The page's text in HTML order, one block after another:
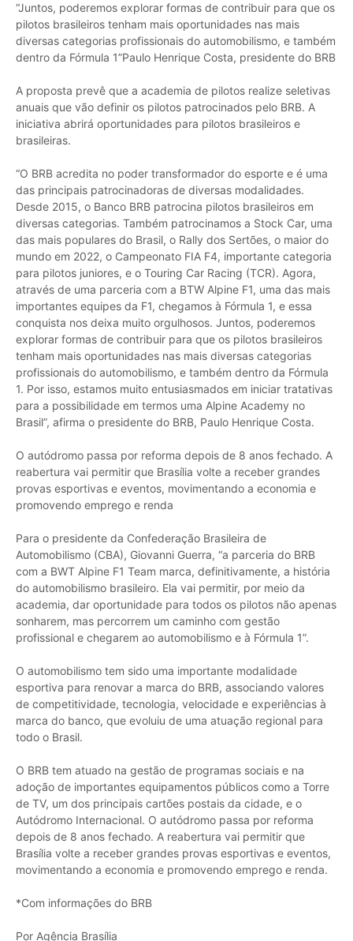
“Juntos, poderemos explorar formas de contribuir para que os
pilotos brasileiros tenham mais oportunidades nas mais
diversas categorias profissionais do automobilismo, e também
dentro da Fórmula 1”Paulo Henrique Costa, presidente do BRB
A proposta prevê que a academia de pilotos realize seletivas
anuais que vão definir os pilotos patrocinados pelo BRB. A
iniciativa abrirá oportunidades para pilotos brasileiros e
brasileiras.
“O BRB acredita no poder transformador do esporte e é uma
das principais patrocinadoras de diversas modalidades.
Desde 2015, o Banco BRB patrocina pilotos brasileiros em
diversas categorias. Também patrocinamos a Stock Car, uma
das mais populares do Brasil, o Rally dos Sertões, o maior do
mundo em 2022, o Campeonato FIA F4, importante categoria
para pilotos juniores, e o Touring Car Racing (TCR). Agora,
através de uma parceria com a BTW Alpine F1, uma das mais
importantes equipes da F1, chegamos à Fórmula 1, e essa
conquista nos deixa muito orgulhosos. Juntos, poderemos
explorar formas de contribuir para que os pilotos brasileiros
tenham mais oportunidades nas mais diversas categorias
profissionais do automobilismo, e também dentro da Fórmula
1. Por isso, estamos muito entusiasmados em iniciar tratativas
para a possibilidade em termos uma Alpine Academy no
Brasil”, afirma o presidente do BRB, Paulo Henrique Costa.
O autódromo passa por reforma depois de 8 anos fechado. A
reabertura vai permitir que Brasília volte a receber grandes
provas esportivas e eventos, movimentando a economia e
promovendo emprego e renda
Para o presidente da Confederação Brasileira de
Automobilismo (CBA), Giovanni Guerra, “a parceria do BRB
com a BWT Alpine F1 Team marca, definitivamente, a história
do automobilismo brasileiro. Ela vai permitir, por meio da
academia, dar oportunidade para todos os pilotos não apenas
sonharem, mas percorrem um caminho com gestão
profissional e chegarem ao automobilismo e à Fórmula 1”.
O automobilismo tem sido uma importante modalidade
esportiva para renovar a marca do BRB, associando valores
de competitividade, tecnologia, velocidade e experiências à
marca do banco, que evoluiu de uma atuação regional para
todo o Brasil.
O BRB tem atuado na gestão de programas sociais e na
adoção de importantes equipamentos públicos como a Torre
de TV, um dos principais cartões postais da cidade, e o
Autódromo Internacional. O autódromo passa por reforma
depois de 8 anos fechado. A reabertura vai permitir que
Brasília volte a receber grandes provas esportivas e eventos,
movimentando a economia e promovendo emprego e renda.
*Com informações do BRB
Por Agência Brasília